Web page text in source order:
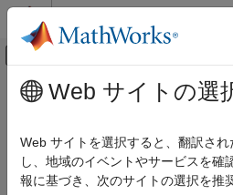
コンテンツへスキップ
オフキャンバス ナ
ドキュメンテーションのホーム
WLAN Toolbox
Link-Level Simulation
メインコンテンツ
802.11ax (Wi-Fi 6)
Perform high-efficiency (HE) link-
The examples featured here
Web サイトの選
Web サイトを選択すると、翻訳さ
し、地域のイベントやサービスを確
報に基づき、次のサイトの選択を推